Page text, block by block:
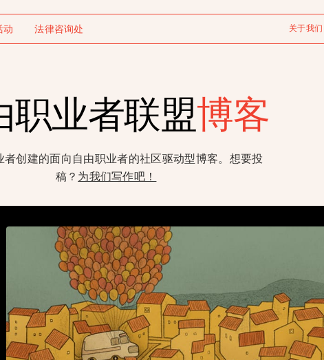
动 法律咨询处 关于我们
职业者联盟博客
者创建的面向自由职业者的社区驱动型博客。想要投
稿？ 为我们写作吧！